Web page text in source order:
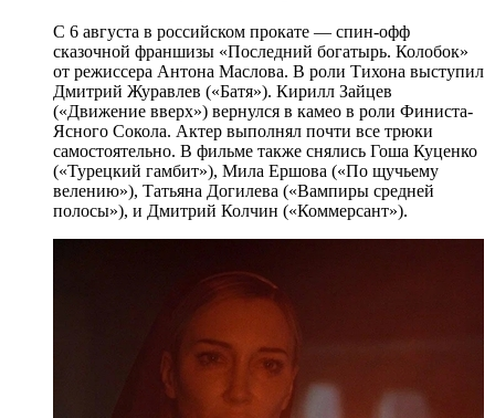
С 6 августа в российском прокате — спин-офф
сказочной франшизы «Последний богатырь. Колобок»
от режиссера Антона Маслова. В роли Тихона выступил
Дмитрий Журавлев («Батя»). Кирилл Зайцев
(«Движение вверх») вернулся в камео в роли Финиста-
Ясного Сокола. Актер выполнял почти все трюки
самостоятельно. В фильме также снялись Гоша Куценко
(«Турецкий гамбит»), Мила Ершова («По щучьему
велению»), Татьяна Догилева («Вампиры средней
полосы»), и Дмитрий Колчин («Коммерсант»).